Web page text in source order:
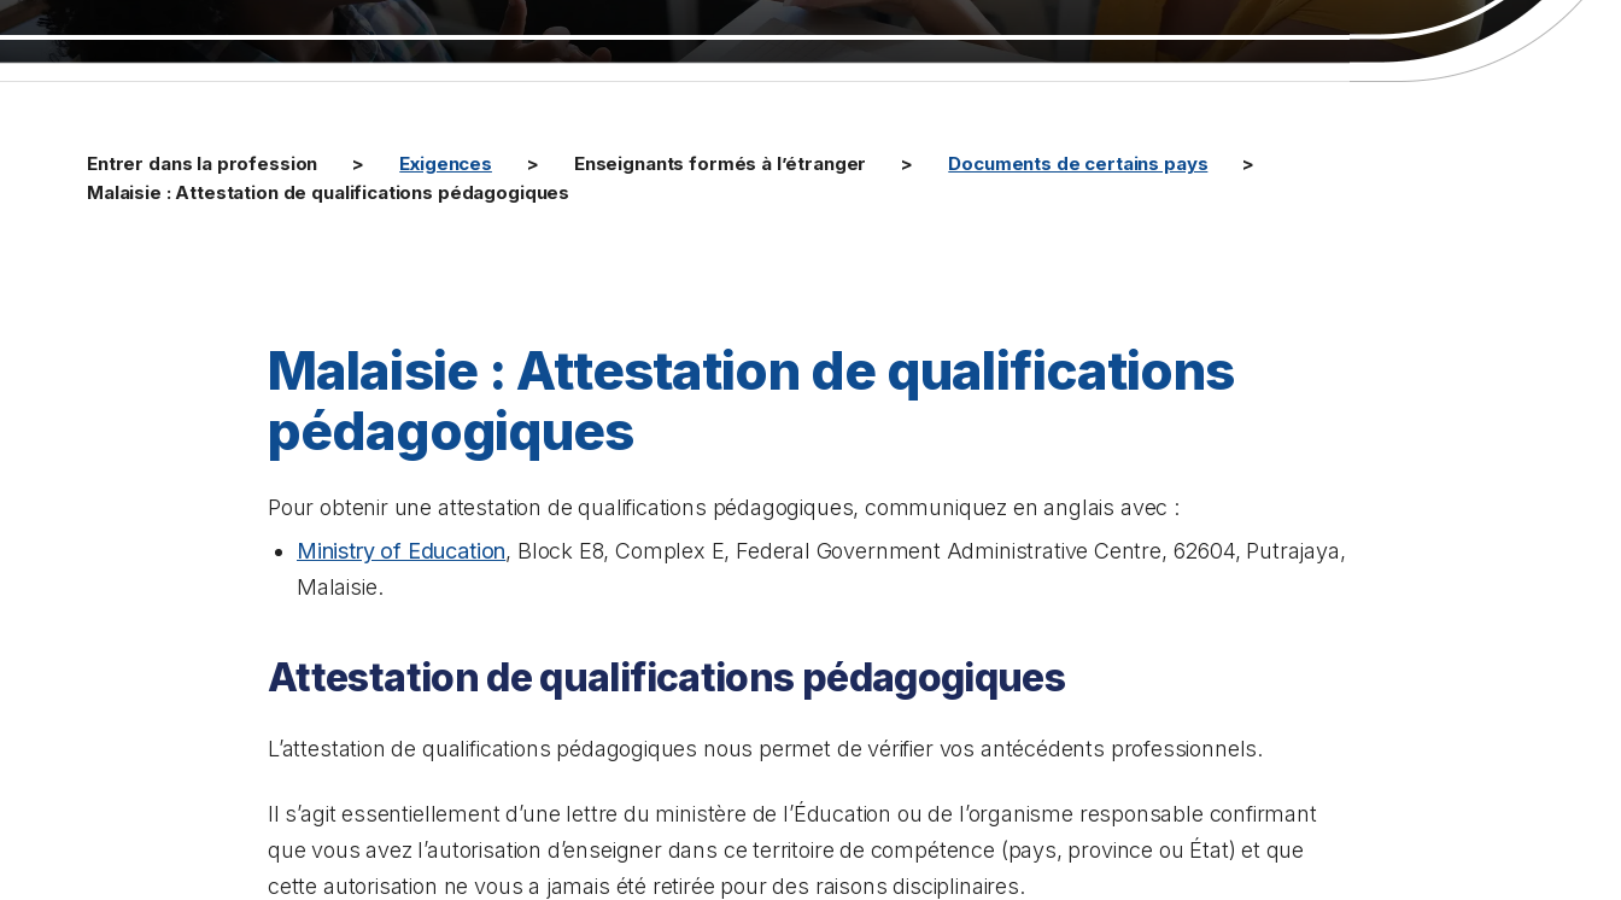
Entrer dans la profession Exigences Enseignants formés à l’étranger
Documents de certains pays
Malaisie : Attestation de qualifications pédagogiques
Malaisie : Attestation de qualifications
pédagogiques
Pour obtenir une attestation de qualifications pédagogiques, communiquez en anglais avec :
Ministry of Education, Block E8, Complex E, Federal Government Administrative Centre, 62604, Putrajaya,
Malaisie.
Attestation de qualifications pédagogiques
L’attestation de qualifications pédagogiques nous permet de vérifier vos antécédents professionnels.
Il s’agit essentiellement d’une lettre du ministère de l’Éducation ou de l’organisme responsable confirmant
que vous avez l’autorisation d’enseigner dans ce territoire de compétence (pays, province ou État) et que
cette autorisation ne vous a jamais été retirée pour des raisons disciplinaires.